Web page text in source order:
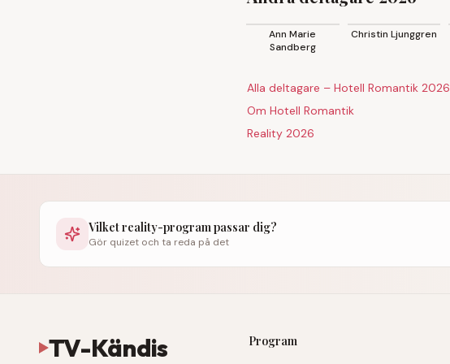
♀
Ann Marie
Sandberg
♀
Christin Ljunggren
Alla deltagare – Hotell Romantik 2026
Om Hotell Romantik
Reality 2026
Vilket reality-program passar dig?
Gör quizet och ta reda på det
TV-Kändis Program